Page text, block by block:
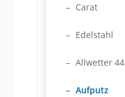
Carat
Edelstahl
Allwetter 44
Aufputz